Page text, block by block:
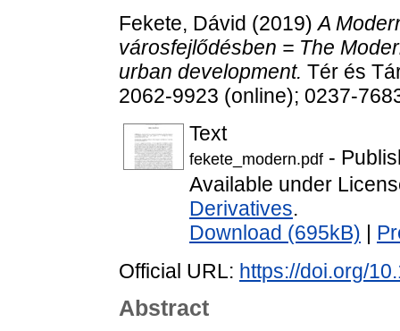
Fekete, Dávid (2019)A
városfejlődésben = The
urban development. Tér és
2062-9923 (online); 0237-
Text
fekete_modern.pdf -
Available under
Derivatives.
Download (695kB)
Official URL: https://doi.org/
Abstract